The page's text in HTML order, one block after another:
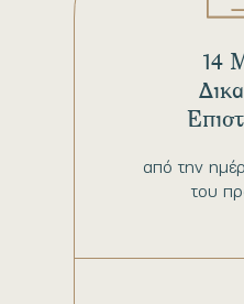
από την
του
14